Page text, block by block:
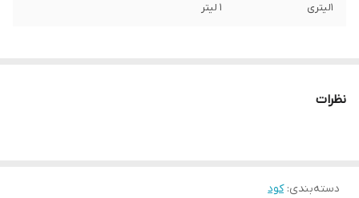
1لیتری 1 لیتر
نظرات
دسته‌بندی:کود